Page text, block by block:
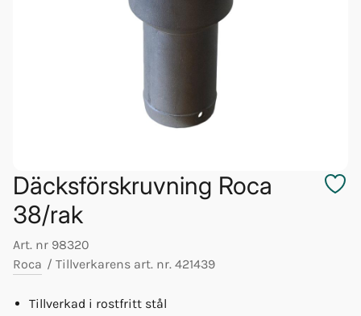
Däcksförskruvning Roca
38/rak
Art. nr 98320
Roca / Tillverkarens art. nr. 421439
Tillverkad i rostfritt stål